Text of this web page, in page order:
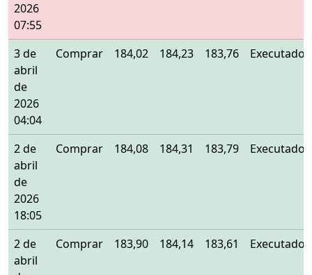
2026
07:55
3 de
abril
de
2026
04:04
Comprar 184,02 184,23 183,76 Executado
2 de
abril
de
2026
18:05
Comprar 184,08 184,31 183,79 Executado
2 de
abril
Comprar 183,90 184,14 183,61 Executado